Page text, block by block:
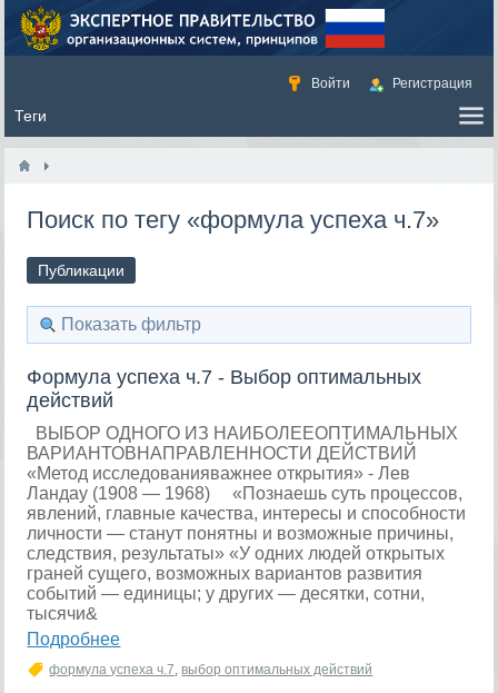
Войти Регистрация
Поиск по тегу «формула успеха ч.7»
Публикации
Показать фильтр
Формула успеха ч.7 - Выбор оптимальных
действий
ВЫБОР ОДНОГО ИЗ НАИБОЛЕЕОПТИМАЛЬНЫХ
ВАРИАНТОВНАПРАВЛЕННОСТИ ДЕЙСТВИЙ
«Метод исследованияважнее открытия» - Лев
Ландау (1908 — 1968) «Познаешь суть процессов,
явлений, главные качества, интересы и способности
личности — станут понятны и возможные причины,
следствия, результаты» «У одних людей открытых
граней сущего, возможных вариантов развития
событий — единицы; у других — десятки, сотни,
тысячи&
Подробнее
формула успеха ч.7, выбор оптимальных действий